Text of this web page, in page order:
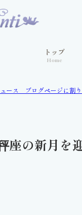
トップ
Home
ース ブログページに割
座の新月を